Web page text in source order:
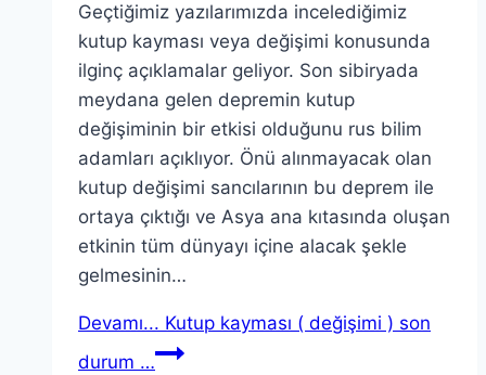
Geçtiğimiz yazılarımızda incelediğimiz
kutup kayması veya değişimi konusunda
ilginç açıklamalar geliyor. Son sibiryada
meydana gelen depremin kutup
değişiminin bir etkisi olduğunu rus bilim
adamları açıklıyor. Önü alınmayacak olan
kutup değişimi sancılarının bu deprem ile
ortaya çıktığı ve Asya ana kıtasında oluşan
etkinin tüm dünyayı içine alacak şekle
gelmesinin…
Devamı... Kutup kayması ( değişimi ) son
durum …